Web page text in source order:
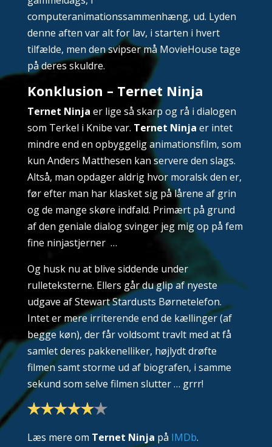
computeranimationssammenhæng, ud. Lyden
denne aften var alt for lav, i starten i hvert
tilfælde, men den svipser må MovieHouse tage
på deres skuldre.
Konklusion – Ternet Ninja
Ternet Ninja er lige så skarp og rå i dialogen
som Terkel i Knibe var. Ternet Ninja er intet
mindre end en opbyggelig animationsfilm, som
kun Anders Matthesen kan servere den slags.
Altså, man opdager aldrig hvor moralsk den er,
før efter man har klasket sig på lårene af grin
og de mange skøre indfald. Primært på grund
af den geniale dialog svinger jeg mig op på fem
fine ninjastjerner …
Og husk nu at blive siddende under
rulleteksterne. Ellers går du glip af nyeste
udgave af Stewart Stardusts Børnetelefon.
Intet er mere irriterende end de kællinger (af
begge køn), der får voldsomt travlt med at få
samlet deres pakkenelliker, højlydt drøfte
filmen samt storme ud af biografen, i samme
sekund som selve filmen slutter … grrr!
Læs mere om Ternet Ninja på IMDb.